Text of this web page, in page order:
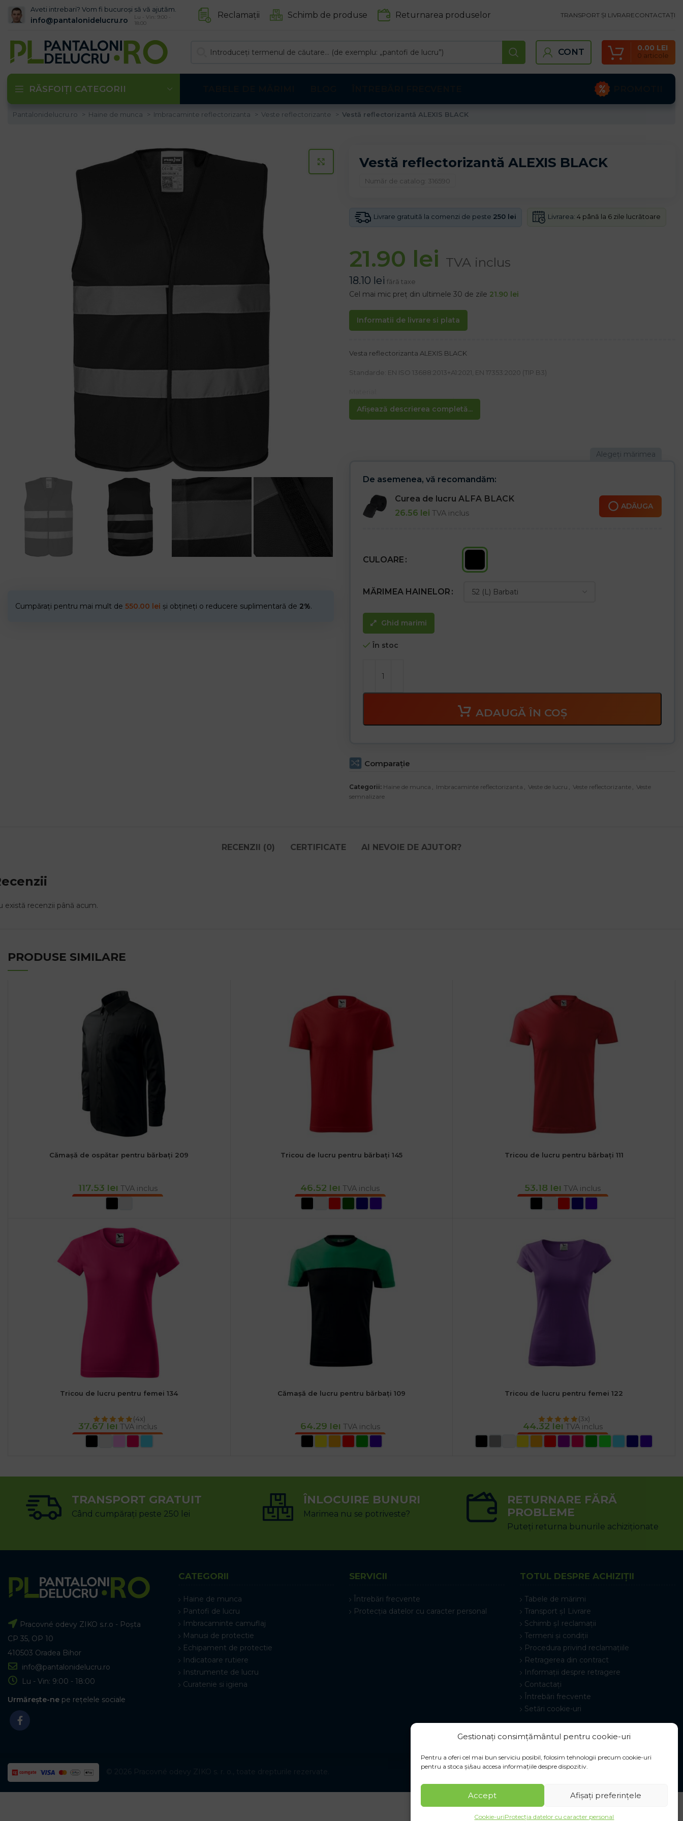
Gestionați consimțământul pentru cookie-uri
Pentru a oferi cel mai bun serviciu posibil, folosim tehnologii precum cookie-uri
pentru a stoca și/sau accesa informațiile despre dispozitiv.
Accept Afișați preferințele
Cookie-uriProtecția datelor cu caracter personal
Aveti intrebari? Vom fi bucuroși să vă ajutăm.
info@pantalonidelucru.ro
Lu - Vin: 9:00 -
18:00
Reclamații Schimb de produse Returnarea produselor TRANSPORT ȘI LIVRARECONTACTAȚI
CONT 0 articole
0.00 LEI
RĂSFOIȚI CATEGORII
Pantalonidelucru.ro Haine de munca Imbracaminte reflectorizanta Veste reflectorizante Vestă reflectorizantă ALEXIS BLACK
CLICK PENTRU A MARI
Cumpărați pentru mai mult de 550.00 lei și obțineți o reducere suplimentară de 2%.
Vestă reflectorizantă ALEXIS BLACK
Număr de catalog: 316590
Livrare gratuită la comenzi de peste 250 lei Livrarea: 4 până la 6 zile lucrătoare
21.90 lei TVA inclus
18.10 lei fără taxe
Cel mai mic preț din ultimele 30 de zile 21.90 lei
Informatii de livrare si plata
Afișează descrierea completă...
Vesta reflectorizanta ALEXIS BLACK
Standarde: EN ISO 13688:2013+A1:2021, EN 17353:2020 (TIP B3)
– 100% poliester greutate 120 g/m2
Caracteristici
De asemenea, vă recomandăm:
Curea de lucru ALFA BLACK
26.56 lei TVA inclus
ADĂUGA
CULOARE
MĂRIMEA HAINELOR
Ghid marimi
În stoc
ADAUGĂ ÎN COȘ
Comparaţie
Categorii: Haine de munca , Imbracaminte reflectorizanta , Veste de lucru , Veste reflectorizante , Veste
semnalizare
RECENZII (0) CERTIFICATE AI NEVOIE DE AJUTOR?
există recenzii până acum.
PRODUSE SIMILARE
Cămașă de ospătar pentru bărbați 209
117.53 lei TVA inclus
Tricou de lucru pentru bărbați 145
46.52 lei TVA inclus
Tricou de lucru pentru bărbați 111
53.18 lei TVA inclus
Tricou de lucru pentru femei 134
(4x)
37.67lei TVA inclus
Cămașă de lucru pentru bărbați 109
64.29 lei TVA inclus
Tricou de lucru pentru femei 122
(3x)
44.32lei TVA inclus
TRANSPORT GRATUIT
Când cumpărați peste 250 lei
ÎNLOCUIRE BUNURI
Marimea nu se potriveste?
RETURNARE FĂRĂ
PROBLEME
Puteți returna bunurile achiziționate
Pracovné odevy ZIKO s.r.o - Poșta
CP 35, OP 10
410503 Oradea Bihor
info@pantalonidelucru.ro
Lu - Vin: 9:00 - 18:00
Urmărește-ne pe rețelele sociale
CATEGORII
Haine de munca
Pantofi de lucru
Imbracaminte camuflaj
Manusi de protectie
Echipament de protectie
Indicatoare rutiere
Instrumente de lucru
Curatenie si igiena
SERVICII
Întrebări frecvente
Protecția datelor cu caracter personal
TOTUL DESPRE ACHIZIȚII
Tabele de mărimi
Transport șI Livrare
Schimb șI reclamații
Termeni și condiții
Procedura privind reclamațiile
Retragerea din contract
Informații despre retragere
Contactați
Întrebări frecvente
Setări cookie-uri